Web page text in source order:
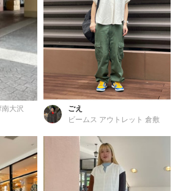
大沢
ごえ
ビームス アウトレット 倉敷